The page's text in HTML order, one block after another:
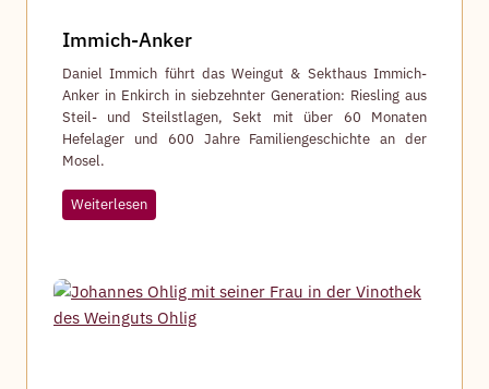
Immich-Anker
Daniel Immich führt das Weingut & Sekthaus Immich-
Anker in Enkirch in siebzehnter Generation: Riesling aus
Steil- und Steilstlagen, Sekt mit über 60 Monaten
Hefelager und 600 Jahre Familiengeschichte an der
Mosel.
WeiterlesenI
m
c
h